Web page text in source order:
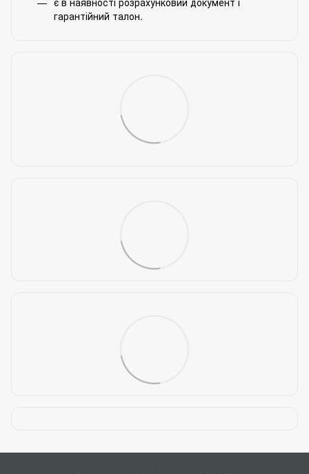
гарантійний талон.